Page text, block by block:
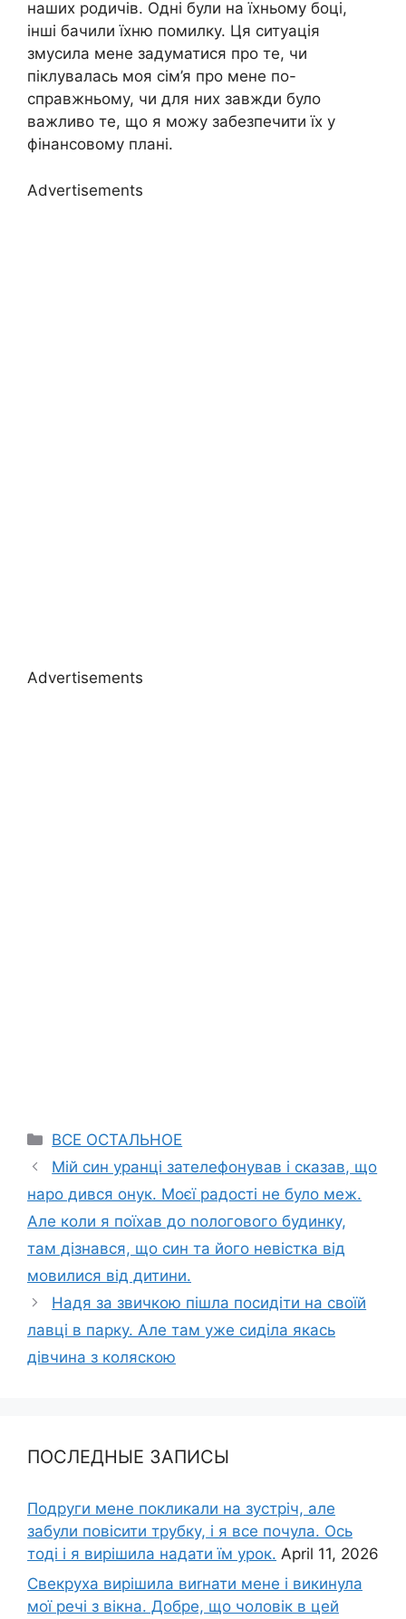
наших родичів. Одні були на їхньому боці,
інші бачили їхню помилку. Ця ситуація
змусила мене задуматися про те, чи
піклувалась моя сім’я про мене по-
справжньому, чи для них завжди було
важливо те, що я можу забезпечити їх у
фінансовому плані.
Advertisements
Advertisements
Categories
ВСЕ ОСТАЛЬНОЕ
Мій син уранці зателефонував і сказав, що
наро дився онук. Моєї радості не було меж.
Але коли я поїхав до nологового будинку,
там дізнався, що син та його невістка від
мовилися від дитини.
Надя за звичкою пішла посидіти на своїй
лавці в парку. Але там уже сиділа якась
дівчина з коляскою
ПОСЛЕДНЫЕ ЗАПИСЫ
Подруги мене покликали на зустріч, але
забули повісити трубку, і я все почула. Ось
тоді і я вирішила надати їм урок. April 11, 2026
Свекруха вирішила виrнати мене і викинула
мої речі з вікна. Добре, що чоловік в цей